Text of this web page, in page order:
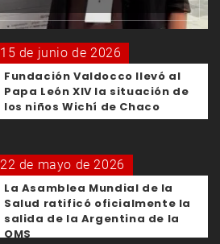
15 de junio de 2026
Fundación Valdocco llevó al
Papa León XIV la situación de
los niños Wichí de Chaco
22 de mayo de 2026
La Asamblea Mundial de la
Salud ratificó oficialmente la
salida de la Argentina de la
OMS